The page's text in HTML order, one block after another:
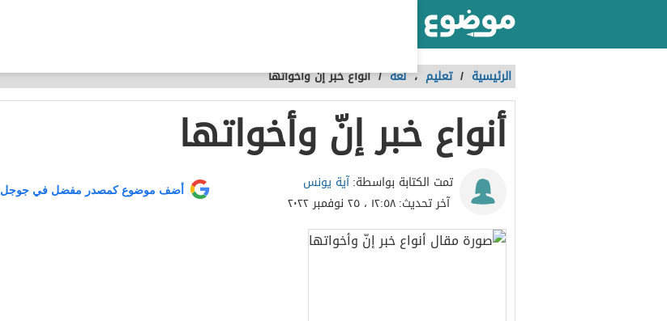
الرئيسية / تعليم ،لغة /أنواع خبر إنّ وأخواتها
أنواع خبر إنّ وأخواتها
تمت الكتابة بواسطة:آية يونس
آخر تحديث:١٢:٥٨ ، ٢٥ نوفمبر ٢٠٢٢
أضف موضوع كمصدر مفضل في جوجل